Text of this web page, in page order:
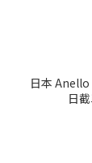
日本
日